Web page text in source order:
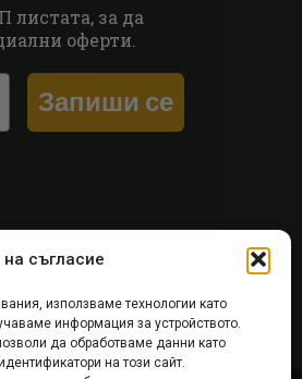
съгласие
използваме технологии като
информация за устройството.
да обработваме данни като
на този сайт.
листата, за да
оферти.
Запиши се